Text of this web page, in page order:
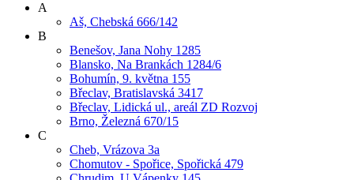
A
Aš, Chebská 666/142
B
Benešov, Jana Nohy 1285
Blansko, Na Brankách 1284/6
Bohumín, 9. května 155
Břeclav, Bratislavská 3417
Břeclav, Lidická ul., areál ZD Rozvoj
Brno, Železná 670/15
C
Cheb, Vrázova 3a
Chomutov - Spořice, Spořická 479